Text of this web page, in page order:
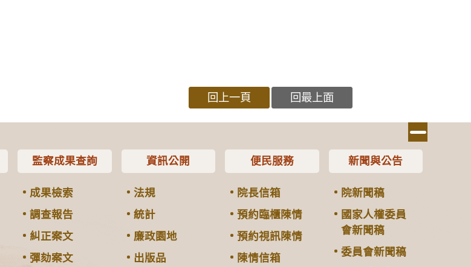
回上一頁 回最上面
監察成果查詢
成果檢索
調查報告
糾正案文
彈劾案文
資訊公開
法規
統計
廉政園地
出版品
便民服務
院長信箱
預約臨櫃陳情
預約視訊陳情
陳情信箱
新聞與公告
院新聞稿
國家人權委員
會新聞稿
委員會新聞稿